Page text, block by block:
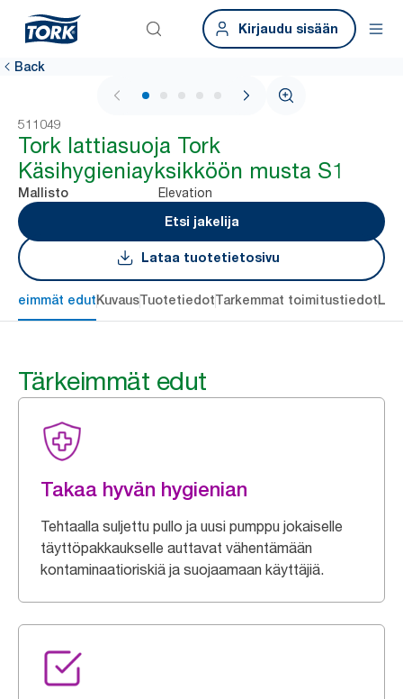
Kirjaudu sisään
Back
1 / 5
511049
Tork lattiasuoja Tork
Käsihygieniayksikköön musta S1
Mallisto
Elevation
Etsi jakelija
Lataa tuotetietosivu
edutKuvausTuotetiedotTarkemmat toimitustiedot
Tärkeimmät edut
Takaa hyvän hygienian
Tehtaalla suljettu pullo ja uusi pumppu jokaiselle
täyttöpakkaukselle auttavat vähentämään
kontaminaatioriskiä ja suojaamaan käyttäjiä.